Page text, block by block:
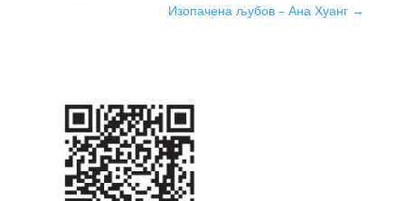
Изопачена љубов – Ана Хуанг →